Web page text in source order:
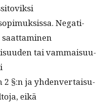
Negati­
tai vam­maisu­u­
2 §:n ja yhden­ver­taisu­
eikä